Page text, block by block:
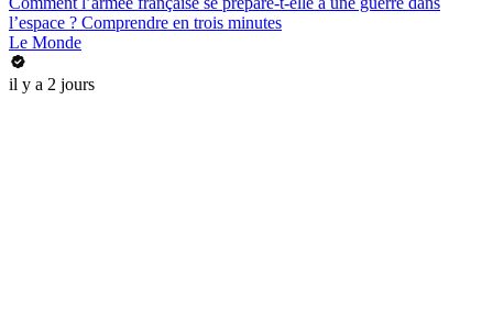
l’espace ? Comprendre en trois minutes
Le Monde
il y a 2 jours